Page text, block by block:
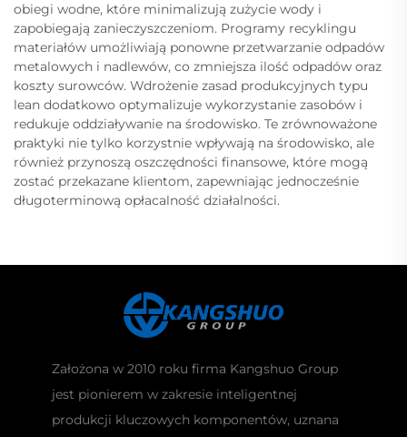
obiegi wodne, które minimalizują zużycie wody i
zapobiegają zanieczyszczeniom. Programy recyklingu
materiałów umożliwiają ponowne przetwarzanie odpadów
metalowych i nadlewów, co zmniejsza ilość odpadów oraz
koszty surowców. Wdrożenie zasad produkcyjnych typu
lean dodatkowo optymalizuje wykorzystanie zasobów i
redukuje oddziaływanie na środowisko. Te zrównoważone
praktyki nie tylko korzystnie wpływają na środowisko, ale
również przynoszą oszczędności finansowe, które mogą
zostać przekazane klientom, zapewniając jednocześnie
długoterminową opłacalność działalności.
Założona w 2010 roku firma Kangshuo Group
jest pionierem w zakresie inteligentnej
produkcji kluczowych komponentów, uznana